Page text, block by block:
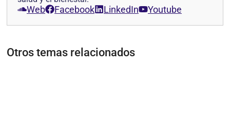
Web Facebook LinkedIn Youtube
Otros temas relacionados